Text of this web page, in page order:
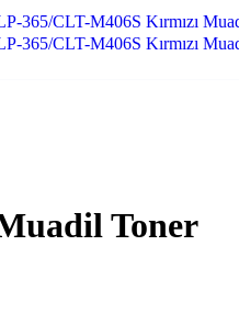
Toner